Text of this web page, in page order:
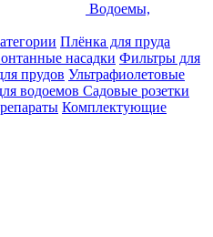
Водоемы,
Плёнка для пруда
насадки Фильтры для
прудов Ультрафиолетовые
водоемов Садовые розетки
Комплектующие